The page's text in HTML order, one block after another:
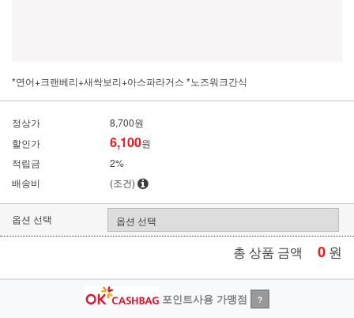
*연어+크랜베리+새싹보리+아스파라거스 *노즈워크간식
정상가
8,700원
할인가
6,100원
적립금
2%
배송비
(조건)
옵션 선택
총 상품 금액 0 원
포인트사용 가맹점 ?